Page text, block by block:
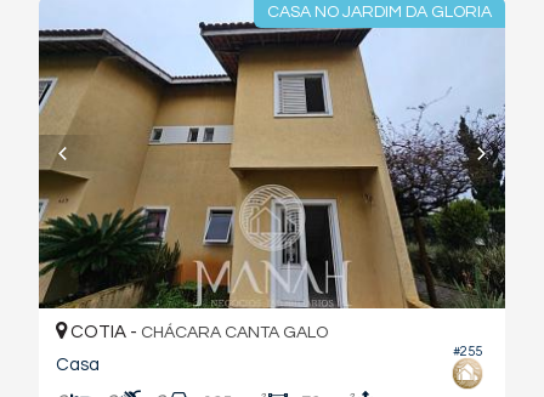
CASA NO JARDIM DA GLORIA
#255
COTIA - CHÁCARA CANTA GALO
Casa